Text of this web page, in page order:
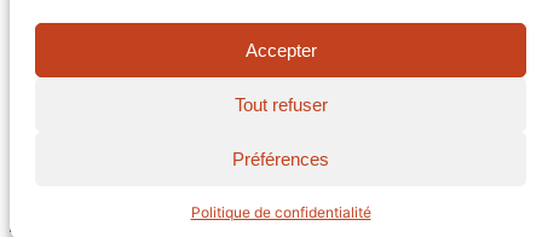
Accepter
Tout refuser
Préférences
Politique de confidentialité
Politique de confidentialité
site